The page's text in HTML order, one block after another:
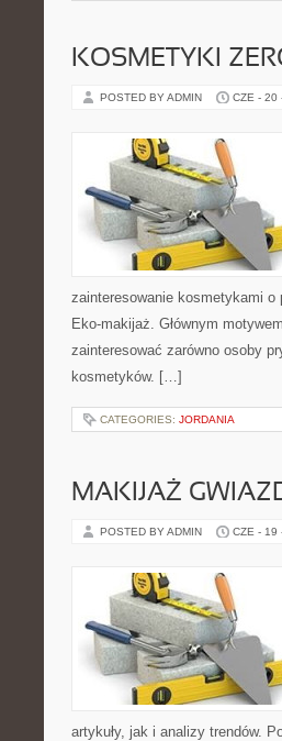
KOSMETYKI
POSTED BY ADMIN CZE - 20
zainteresowanie kosmetykami o
Eko-makijaż. Głównym
zainteresować zarówno osoby
kosmetyków. […]
CATEGORIES: JORDANIA
MAKIJAŻ
POSTED BY ADMIN CZE - 19
artykuły, jak i analizy trendów.